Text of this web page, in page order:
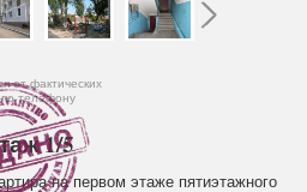
от фактических
по телефону
1/5
на первом этаже пятиэтажного